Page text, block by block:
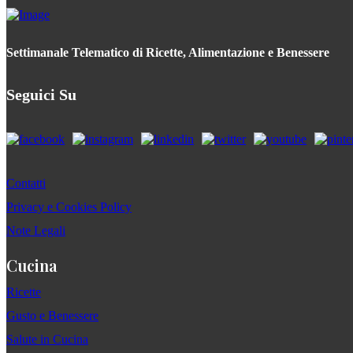
Settimanale Telematico di Ricette, Alimentazione e Benessere
Seguici Su
Contatti
Privacy e Cookies Policy
Note Legali
Cucina
Ricette
Gusto e Benessere
Salute in Cucina